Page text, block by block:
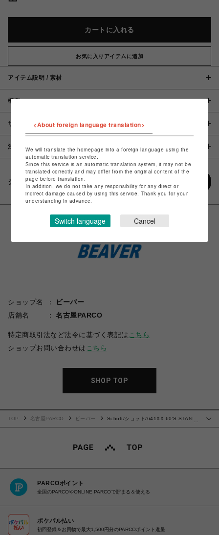
カートに入れる
お気に入りアイテムに追加
アイテム説明 / 素材
概要
サイズ
注意事項
シェアする
ショップ名
ビーバー
店舗名
名古屋PARCO
特定商取引法など法令に基づく表記は こちら
ショップお問い合わせは こちら
SHOP TOP
…
TOP 名古屋PARCO ビーバー
Schott/ショット/641XX 60'S STAND
PARCOポイント
全国のPARCOやONLINE PARCOで貯まる＆使える
ポケパル払い
初回登録＆お買物で最大1,500円分のPARCOポイント進呈
<About foreign language translation>
We will translate the homepage into a foreign language using the
automatic translation service.
Since this service is an automatic translation system, it may not be
translated correctly and may differ from the original content of the
page before translation.
In addition, we do not take any responsibility for any direct or
indirect damage caused by using this service. Thank you for your
understanding in advance.
Switch language Cancel